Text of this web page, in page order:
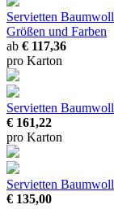
Servietten
Größen und Farben
ab € 117,36
pro Karton
Servietten
€ 161,22
pro Karton
Servietten
€ 135,00